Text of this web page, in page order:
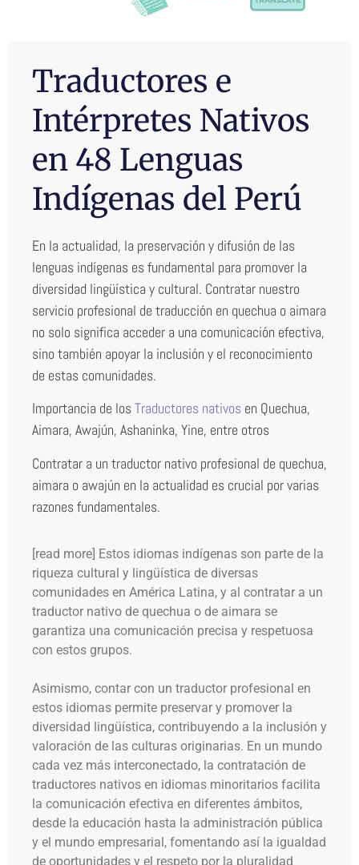
Traductores e
Intérpretes Nativos
en 48 Lenguas
Indígenas del Perú
En la actualidad, la preservación y difusión de las
lenguas indígenas es fundamental para promover la
diversidad lingüística y cultural. Contratar nuestro
servicio profesional de traducción en quechua o aimara
no solo significa acceder a una comunicación efectiva,
sino también apoyar la inclusión y el reconocimiento
de estas comunidades.
Importancia de losTraductores nativos en Quechua,
Aimara, Awajún, Ashaninka, Yine, entre otros
Contratar a un traductor nativo profesional de quechua,
aimara o awajún en la actualidad es crucial por varias
razones fundamentales.
[read more] Estos idiomas indígenas son parte de la
riqueza cultural y lingüística de diversas
comunidades en América Latina, y al contratar a un
traductor nativo de quechua o de aimara se
garantiza una comunicación precisa y respetuosa
con estos grupos.
Asimismo, contar con un traductor profesional en
estos idiomas permite preservar y promover la
diversidad lingüística, contribuyendo a la inclusión y
valoración de las culturas originarias. En un mundo
cada vez más interconectado, la contratación de
traductores nativos en idiomas minoritarios facilita
la comunicación efectiva en diferentes ámbitos,
desde la educación hasta la administración pública
y el mundo empresarial, fomentando así la igualdad
de oportunidades y el respeto por la pluralidad